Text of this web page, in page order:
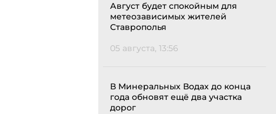
Август будет спокойным для
метеозависимых жителей
Ставрополья
05 августа, 13:56
В Минеральных Водах до конца
года обновят ещё два участка
дорог